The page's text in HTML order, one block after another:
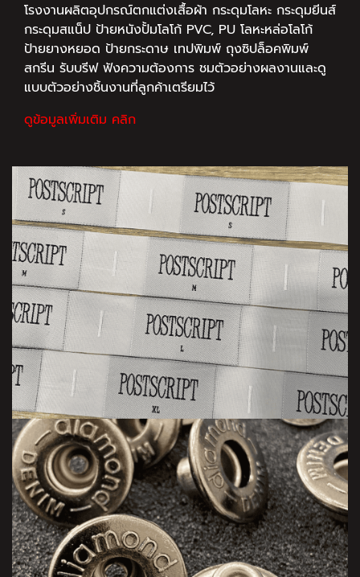
โรงงานผลิตอุปกรณ์ตกแต่งเสื้อผ้า กระดุมโลหะ กระดุมยีนส์
กระดุมสแน็ป ป้ายหนังปั้มโลโก้ PVC, PU โลหะหล่อโลโก้
ป้ายยางหยอด ป้ายกระดาษ เทปพิมพ์ ถุงซิปล็อคพิมพ์
สกรีน รับบรีฟ ฟังความต้องการ ชมตัวอย่างผลงานและดู
แบบตัวอย่างชิ้นงานที่ลูกค้าเตรียมไว้
ดูข้อมูลเพิ่มเติม คลิก